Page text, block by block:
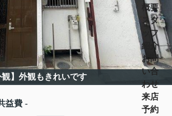
概要
スタ
ッフ
紹介
お問
い合
わせ
来店
予約
観】外観もきれいです
益費 -